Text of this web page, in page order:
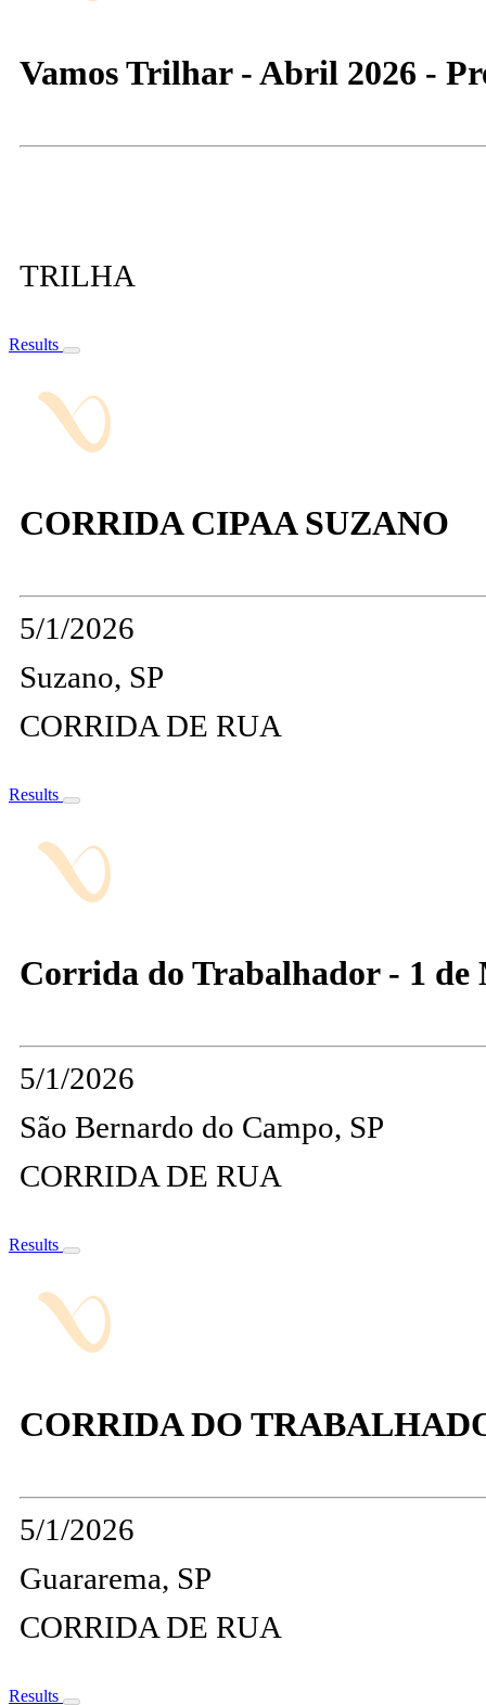
Vamos Trilhar - Abril 2026 -
TRILHA
Results
CORRIDA CIPAA SUZANO
5/1/2026
Suzano, SP
CORRIDA DE RUA
Results
Corrida do Trabalhador - 1 de
5/1/2026
São Bernardo do Campo, SP
CORRIDA DE RUA
Results
CORRIDA DO
5/1/2026
Guararema, SP
CORRIDA DE RUA
Results